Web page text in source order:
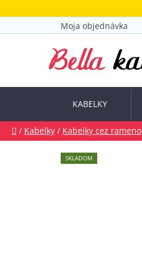
na
Moja objednávka
KABELKY
Domov
/ Kabelky / Kabelky cez rameno
SKLADOM